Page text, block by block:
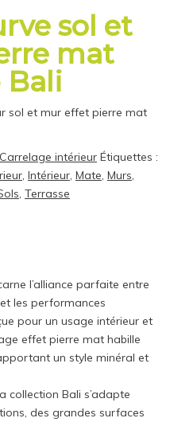
sol et
mat
Bali
sol et mur effet pierre mat
Carrelage intérieur Étiquettes :
, Intérieur, Mate, Murs,
, Terrasse
l’alliance parfaite entre
les performances
pour un usage intérieur et
effet pierre mat habille
un style minéral et
collection Bali s’adapte
des grandes surfaces